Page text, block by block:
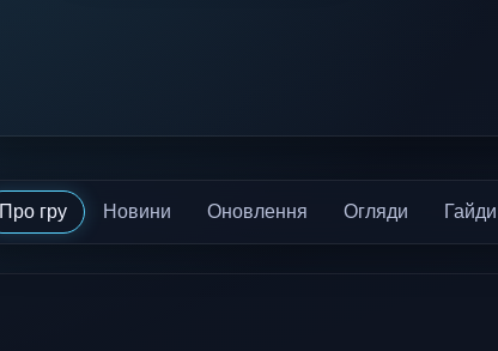
Про гру Новини Оновлення Огляди Гайди